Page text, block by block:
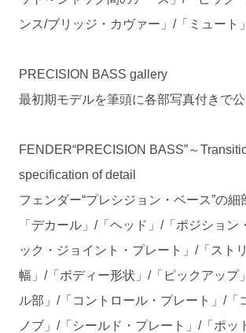
ンス/ブリッジ・カヴァー」/「ミュート」
PRECISION BASS gallery
最初期モデルを筆頭に各部写真付きで公
FENDER“PRECISION BASS”～
specification of detail
フェンダー“プレシジョン・ベース”の細
「デカール」/「ヘッド」/「ポジション
ック・ジョイント・プレート」/「スト
幅」/「ボディー形状」/「ピックアップ
ル部」/「コントロール・プレート」/「
ノブ」/「シールド・プレート」/「ポッ